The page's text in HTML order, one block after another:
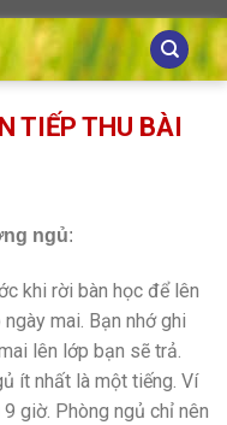
TIẾP THU BÀI
ngủ:
khi rời bàn học để lên
mai. Bạn nhớ ghi
lên lớp bạn sẽ trả.
ít nhất là một tiếng. Ví
giờ. Phòng ngủ chỉ nên